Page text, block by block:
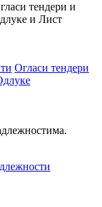
тендери и
и Лист
Огласи тендери